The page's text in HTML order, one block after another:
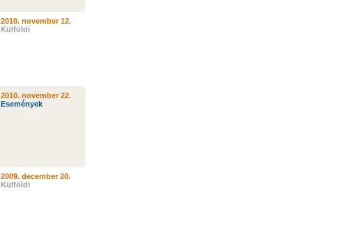
2010. november 12.
Külföldi
2010. november 22.
Események
2009. december 20.
Külföldi